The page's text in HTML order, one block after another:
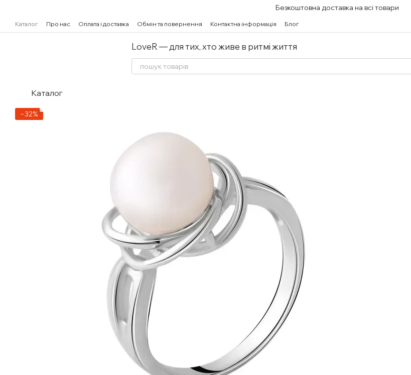
Безкоштовна доставка на всі товари
Каталог Про нас Оплата і доставка Обмін та повернення Контактна інформація Блог
LoveR — для тих, хто живе в ритмі життя
Каталог
−32%